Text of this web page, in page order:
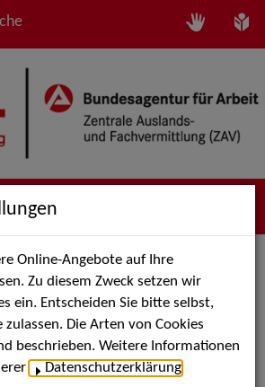
Ensemble (mit
Zeibig
Klassische und Historische
Online-Angebote auf Ihre
Zu diesem Zweck setzen wir
ein. Entscheiden Sie bitte selbst,
zulassen. Die Arten von Cookies
beschrieben. Weitere Informationen
Datenschutzerklärung